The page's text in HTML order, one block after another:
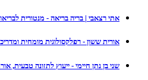
אתי רצאבי | בריה בריאה - מנטורית
אורית ששון - רפלקסולוגית מומחית
שני בן נתן חיימי - ייעוץ לתזונה טבעית,